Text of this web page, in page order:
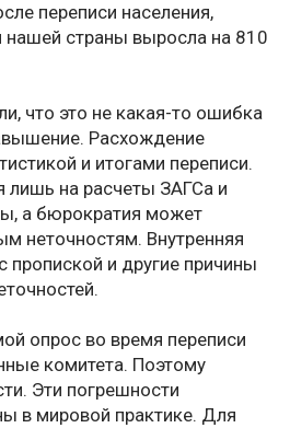
переписи населения,
нашей страны выросла на 810
что это не какая-то ошибка
Расхождение
и итогами переписи.
лишь на расчеты ЗАГСа и
а бюрократия может
неточностям. Внутренняя
пропиской и другие причины
опрос во время переписи
комитета. Поэтому
Эти погрешности
в мировой практике. Для